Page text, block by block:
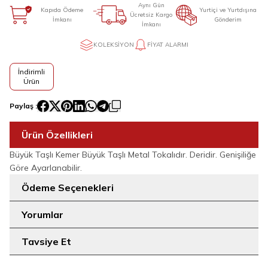
Kapıda Ödeme
İmkanı
Aynı Gün
Ücretsiz Kargo
İmkanı
Yurtiçi ve Yurtdışına
Gönderim
KOLEKSIYON FIYAT ALARMI
İndirimli
Ürün
Paylaş :
Ürün Özellikleri
Büyük Taşlı Kemer Büyük Taşlı Metal Tokalıdır. Deridir. Genişiliğe
Göre Ayarlanabilir.
Ödeme Seçenekleri
Yorumlar
Tavsiye Et